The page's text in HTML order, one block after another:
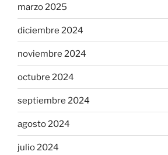
marzo 2025
diciembre 2024
noviembre 2024
octubre 2024
septiembre 2024
agosto 2024
julio 2024